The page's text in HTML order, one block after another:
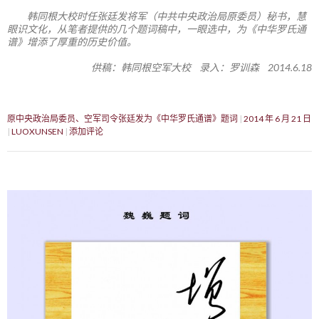
韩同根大校时任张廷发将军（中共中央政治局原委员）秘书，慧
眼识文化，从笔者提供的几个题词稿中，一眼选中，为《中华罗氏通
谱》增添了厚重的历史价值。
供稿：韩同根空军大校 录入：罗训森 2014.6.18
原中央政治局委员、空军司令张廷发为《中华罗氏通谱》题词 2014 年 6 月 21 日
LUOXUNSEN 添加评论